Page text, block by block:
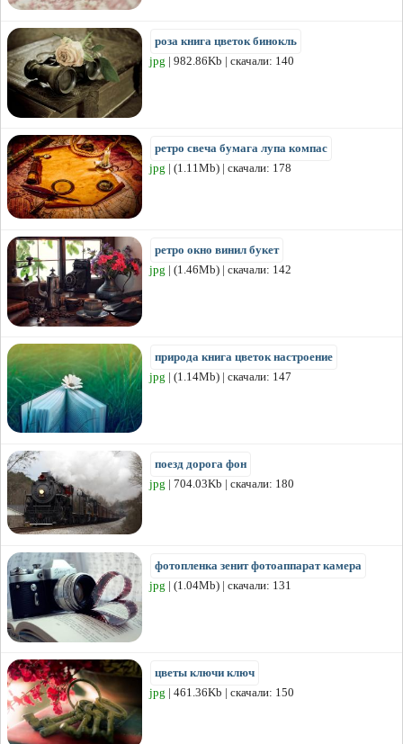
роза книга цветок бинокль
jpg | 982.86Kb | скачали: 140
ретро свеча бумага лупа компас
jpg | (1.11Mb) | скачали: 178
ретро окно винил букет
jpg | (1.46Mb) | скачали: 142
природа книга цветок настроение
jpg | (1.14Mb) | скачали: 147
поезд дорога фон
jpg | 704.03Kb | скачали: 180
фотопленка зенит фотоаппарат камера
jpg | (1.04Mb) | скачали: 131
цветы ключи ключ
jpg | 461.36Kb | скачали: 150